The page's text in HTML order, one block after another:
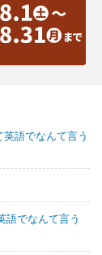
語でなんて言う
語でなんて言う